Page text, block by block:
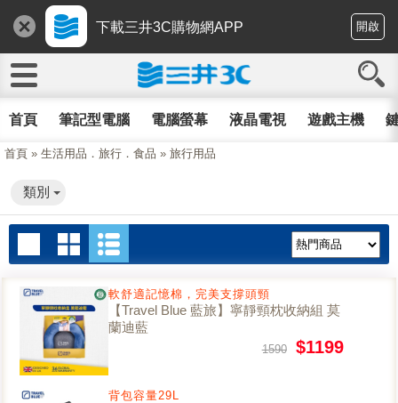
下載三井3C購物網APP 開啟
首頁 筆記型電腦 電腦螢幕 液晶電視 遊戲主機
首頁 » 生活用品．旅行．食品 » 旅行用品
類別
軟舒適記憶棉，完美支撐頭頸
【Travel Blue 藍旅】寧靜頸枕收納組 莫
蘭迪藍
1590 $1199
背包容量29L